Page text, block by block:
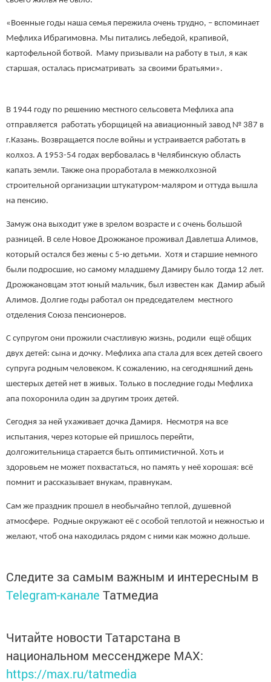
«Военные годы наша семья пережила очень трудно, – вспоминает
Мефлиха Ибрагимовна. Мы питались лебедой, крапивой,
картофельной ботвой. Маму призывали на работу в тыл, я как
старшая, осталась присматривать за своими братьями».
В 1944 году по решению местного сельсовета Мефлиха апа
отправляется работать уборщицей на авиационный завод № 387 в
г.Казань. Возвращается после войны и устраивается работать в
колхоз. А 1953-54 годах вербовалась в Челябинскую область
капать земли. Также она проработала в межколхозной
строительной организации штукатуром-маляром и оттуда вышла
на пенсию.
Замуж она выходит уже в зрелом возрасте и с очень большой
разницей. В селе Новое Дрожжаное проживал Давлетша Алимов,
который остался без жены с 5-ю детьми. Хотя и старшие немного
были подросшие, но самому младшему Дамиру было тогда 12 лет.
Дрожжановцам этот юный мальчик, был известен как Дамир абый
Алимов. Долгие годы работал он председателем местного
отделения Союза пенсионеров.
С супругом они прожили счастливую жизнь, родили ещё общих
двух детей: сына и дочку. Мефлиха апа стала для всех детей своего
супруга родным человеком. К сожалению, на сегодняшний день
шестерых детей нет в живых. Только в последние годы Мефлиха
апа похоронила один за другим троих детей.
Сегодня за ней ухаживает дочка Дамиря. Несмотря на все
испытания, через которые ей пришлось перейти,
долгожительница старается быть оптимистичной. Хоть и
здоровьем не может похвастаться, но память у неё хорошая: всё
помнит и рассказывает внукам, правнукам.
Сам же праздник прошел в необычайно теплой, душевной
атмосфере. Родные окружают её с особой теплотой и нежностью и
желают, чтоб она находилась рядом с ними как можно дольше.
Следите за самым важным и интересным в
Telegram-канале Татмедиа
Читайте новости Татарстана в
национальном мессенджере MАХ:
https://max.ru/tatmedia